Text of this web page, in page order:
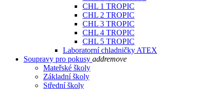
CHL 1 TROPIC
CHL 2 TROPIC
CHL 3 TROPIC
CHL 4 TROPIC
CHL 5 TROPIC
Laboratorní chladničky ATEX
Soupravy pro pokusy addremove
Mateřské školy
Základní školy
Střední školy